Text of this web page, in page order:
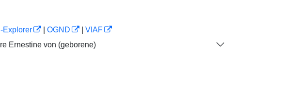
Explorer OGND
VIAF
Ernestine von (geborene)